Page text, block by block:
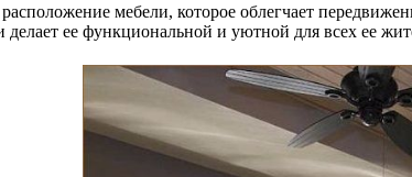
мебели, которое облегчает
делает ее функциональной и уютной для всех ее